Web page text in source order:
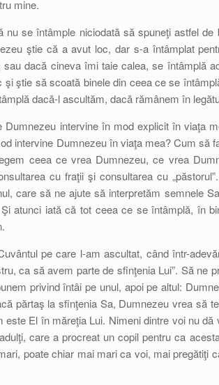
mine.
se întâmple niciodată să spuneţi astfel de
ştie că a avut loc, dar s-a întâmplat
dacă cineva îmi taie calea, se întâmplă
ştie să scoată binele din ceea ce se
dacă-l ascultăm, dacă rămânem în
intervine în mod explicit în viaţa
intervine Dumnezeu în viaţa mea? Cum să
ceea ce vrea Dumnezeu, ce vrea
cu fraţii şi consultarea cu
care să ne ajute să interpretăm semnele
atunci iată că tot ceea ce se întâmplă, în
pe care l-am ascultat, când într-
ca să avem parte de sfinţenia Lui”. Să ne
privind întâi pe unul, apoi pe altul:
părtaş la sfinţenia Sa, Dumnezeu vrea să
El în măreţia Lui. Nimeni dintre voi nu dă
care a procreat un copil pentru ca
poate chiar mai mari ca voi, mai pregătiţi